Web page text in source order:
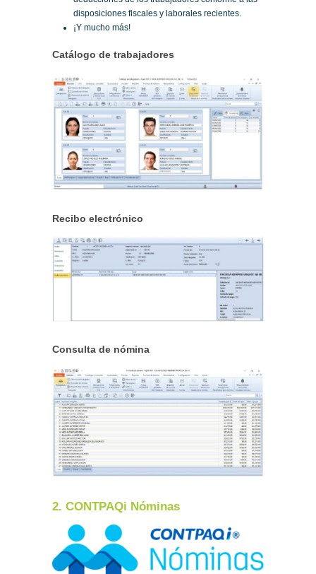
disposiciones fiscales y laborales recientes.
¡Y mucho más!
Catálogo de trabajadores
Recibo electrónico
Consulta de nómina
2. CONTPAQi Nóminas